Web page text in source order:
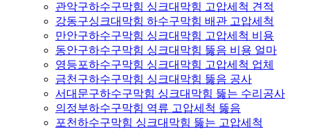
관악구하수구막힘 싱크대막힘 고압세척 견적
강동구싱크대막힘 하수구막힘 배관 고압세척
만안구하수구막힘 싱크대막힘 고압세척 비용
동안구하수구막힘 싱크대막힘 뚫음 비용 얼마
영등포하수구막힘 싱크대막힘 고압세척 업체
금천구하수구막힘 싱크대막힘 뚫음 공사
서대문구하수구막힘 싱크대막힘 뚫는 수리공사
의정부하수구막힘 역류 고압세척 뚫음
포천하수구막힘 싱크대막힘 뚫는 고압세척